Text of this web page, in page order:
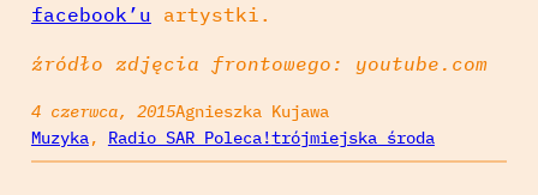
facebook’u artystki.
źródło zdjęcia frontowego: youtube.com
4 czerwca, 2015Agnieszka Kujawa
Muzyka, Radio SAR Poleca!trójmiejska środa